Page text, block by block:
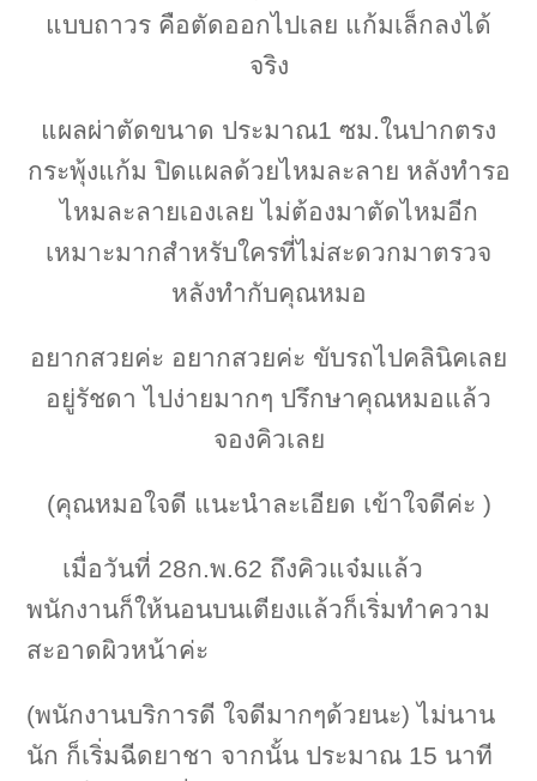
แบบถาวร คือตัดออกไปเลย แก้มเล็กลงได้
จริง
แผลผ่าตัดขนาด ประมาณ1 ซม.ในปากตรง
กระพุ้งแก้ม ปิดแผลด้วยไหมละลาย หลังทำรอ
ไหมละลายเองเลย ไม่ต้องมาตัดไหมอีก
เหมาะมากสำหรับใครที่ไม่สะดวกมาตรวจ
หลังทำกับคุณหมอ
อยากสวยค่ะ อยากสวยค่ะ ขับรถไปคลินิคเลย
อยู่รัชดา ไปง่ายมากๆ ปรึกษาคุณหมอแล้ว
จองคิวเลย
(คุณหมอใจดี แนะนำละเอียด เข้าใจดีค่ะ )
เมื่อวันที่ 28ก.พ.62 ถึงคิวแจ๋มแล้ว
พนักงานก็ให้นอนบนเตียงแล้วก็เริ่มทำความ
สะอาดผิวหน้าค่ะ
(พนักงานบริการดี ใจดีมากๆด้วยนะ) ไม่นาน
นัก ก็เริ่มฉีดยาชา จากนั้น ประมาณ 15 นาที